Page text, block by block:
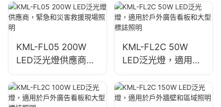
場照明
明
KML-FL05 200W
LED泛光燈供應商，
緊急和災害救援現場
照明
KML-FL2C 50W
LED泛光燈，適用於
戶外廣告看板和大型
標誌照明